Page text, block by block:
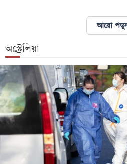
আরো
অস্ট্রেলিয়া